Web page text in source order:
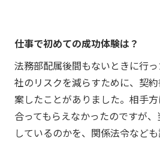
仕事で初めての成功体験は？
法務部配属後間もないときに行
社のリスクを減らすために、契
案したことがありました。相手
合ってもらえなかったのですが
しているのかを、関係法令など